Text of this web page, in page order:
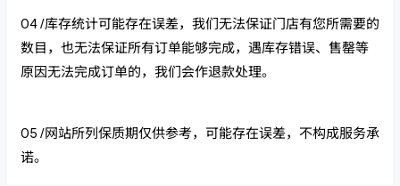
04 /库存统计可能存在误差，我们无法保证门店有您所需要的
数目，也无法保证所有订单能够完成，遇库存错误、售罄等
原因无法完成订单的，我们会作退款处理。
05 /网站所列保质期仅供参考，可能存在误差，不构成服务承
诺。